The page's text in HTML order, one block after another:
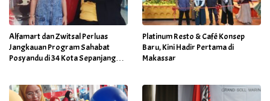
Alfamart dan Zwitsal Perluas
Jangkauan Program Sahabat
Posyandu di 34 Kota Sepanjang
Platinum Resto & Café Konsep
Baru, Kini Hadir Pertama di
Makassar